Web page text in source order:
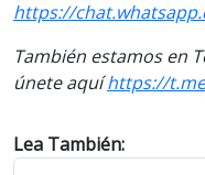
https://
También estamos en
únete aquíhttps://
Lea También: